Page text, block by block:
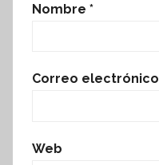
Nombre *
Correo electrónico
Web